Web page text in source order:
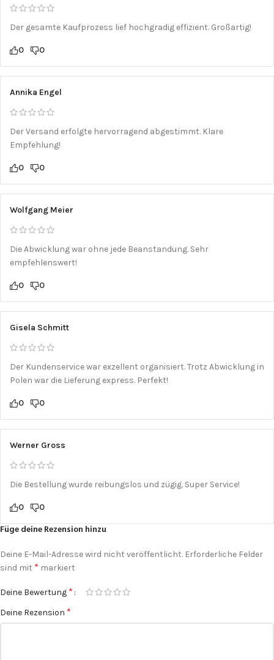
Der gesamte Kaufprozess lief hochgradig effizient. Großartig!
0 0
Annika Engel
Der Versand erfolgte hervorragend abgestimmt. Klare
Empfehlung!
0 0
Wolfgang Meier
Die Abwicklung war ohne jede Beanstandung. Sehr
empfehlenswert!
0 0
Gisela Schmitt
Der Kundenservice war exzellent organisiert. Trotz Abwicklung in
Polen war die Lieferung express. Perfekt!
0 0
Werner Gross
Die Bestellung wurde reibungslos und zügig. Super Service!
0 0
Füge deine Rezension hinzu
Deine E-Mail-Adresse wird nicht veröffentlicht. Erforderliche Felder
sind mit * markiert
Deine Bewertung *
Deine Rezension *